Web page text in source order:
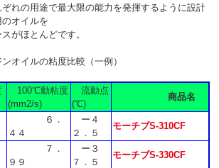
れの用途で最大限の能力を発揮するように設計
オイルを
がほとんどです。
ジンオイルの粘度比較（一例）
100℃動粘度
(mm2/s)
流動点
(℃)
商品名
６．
４４
ー４
２．５
モーチブS-310CF
７．
９９
ー３
７．５
モーチブS-330CF